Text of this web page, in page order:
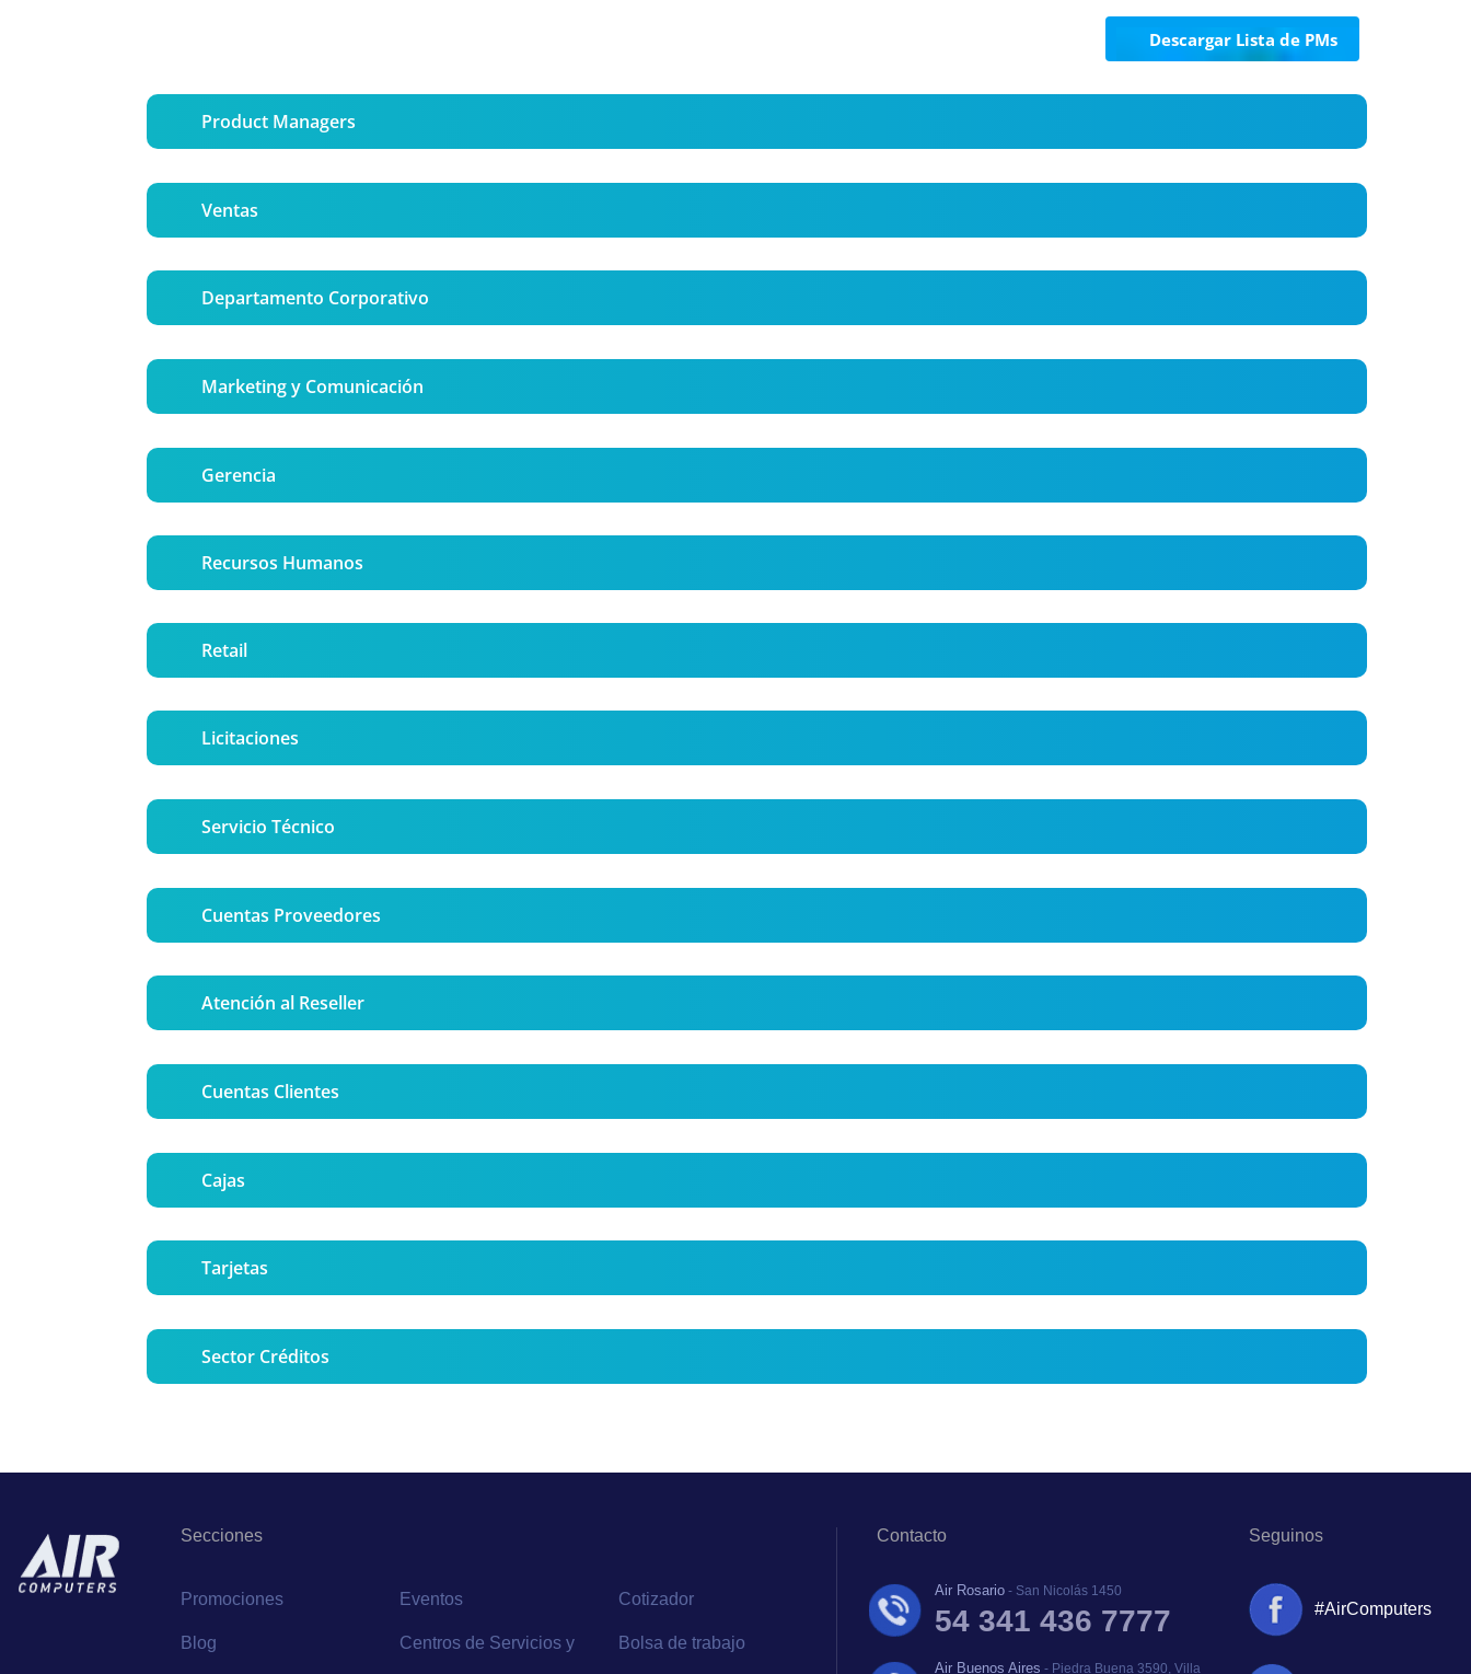
Descargar Lista de PMs
Product Managers
Ventas
Departamento Corporativo
Marketing y Comunicación
Gerencia
Recursos Humanos
Retail
Licitaciones
Servicio Técnico
Cuentas Proveedores
Atención al Reseller
Cuentas Clientes
Cajas
Tarjetas
Sector Créditos
Secciones
Promociones
Blog
Eventos
Centros de Servicios y
Cotizador
Bolsa de trabajo
Contacto
Air Rosario - San Nicolás 1450
54 341 436 7777
Air Buenos Aires - Piedra Buena 3590, Villa
Seguinos
#AirComputers